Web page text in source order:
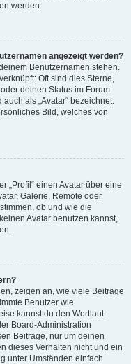
werden.
angezeigt werden?
Benutzernamen stehen.
Oft sind dies Sterne,
deinen Status im Forum
als „Avatar“ bezeichnet.
Bild, welches von
„Profil“ einen Avatar über eine
Galerie, Remote oder
ob und wie die
Avatar benutzen kannst,
zeigen an, wie viele Beiträge
Benutzer wie
kannst du den Wortlaut
Board-Administration
Beiträge, nur um deinen
dieses Verhalten nicht und ein
unter Umständen einfach